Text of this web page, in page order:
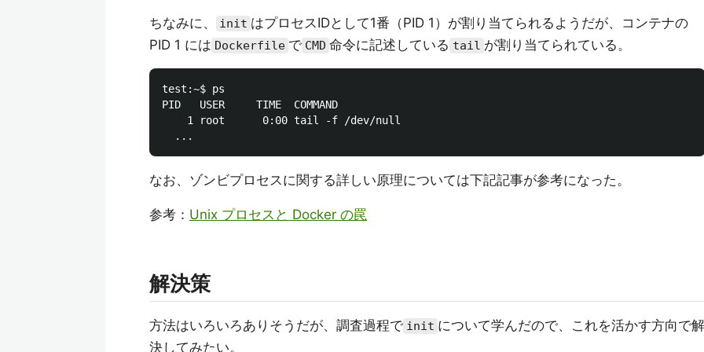
ちなみに、 init はプロセスIDとして1番（PID 1）が割り当てられるようだが、コンテナの
PID 1 には Dockerfile で CMD 命令に記述している tail が割り当てられている。
test:~$ ps
PID   USER     TIME  COMMAND
    1 root      0:00 tail -f /dev/null
なお、ゾンビプロセスに関する詳しい原理については下記記事が参考になった。
参考： Unix プロセスと Docker の罠
解決策
方法はいろいろありそうだが、調査過程で init について学んだので、これを活かす方向で解
決してみたい。